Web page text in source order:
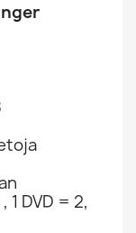
1 DVD = 2,